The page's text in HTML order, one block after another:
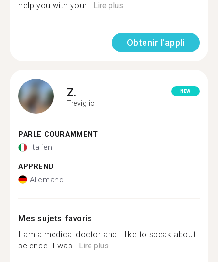
help you with your... Lire plus
Obtenir l'appli
Z.
Treviglio
NEW
PARLE COURAMMENT
Italien
APPREND
Allemand
Mes sujets favoris
I am a medical doctor and I like to speak about
science. I was... Lire plus